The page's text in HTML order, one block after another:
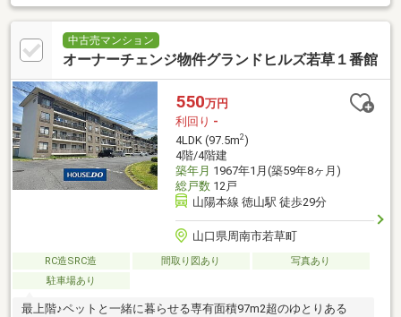
中古売マンション
オーナーチェンジ物件グランドヒルズ若草１番館
550万円
利回り -
4LDK (97.5m2)
4階/4階建
築年月 1967年1月(築59年8ヶ月)
総戸数12戸
山陽本線 徳山駅 徒歩29分
山口県周南市若草町
RC造SRC造 間取り図あり
写真あり
駐車場あり
最上階♪ペットと一緒に暮らせる専有面積97m2超のゆとりある